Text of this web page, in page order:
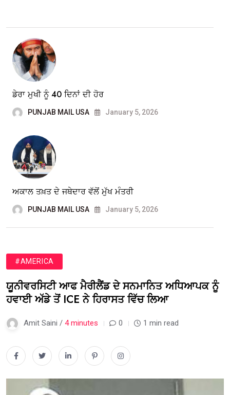
ਡੇਰਾ ਮੁਖੀ ਨੂੰ 40 ਦਿਨਾਂ ਦੀ ਹੋਰ
PUNJAB MAIL USA January 5, 2026
ਅਕਾਲ ਤਖ਼ਤ ਦੇ ਜਥੇਦਾਰ ਵੱਲੋਂ ਮੁੱਖ ਮੰਤਰੀ
PUNJAB MAIL USA January 5, 2026
#AMERICA
ਯੂਨੀਵਰਸਿਟੀ ਆਫ ਮੈਰੀਲੈਂਡ ਦੇ ਸਨਮਾਨਿਤ ਅਧਿਆਪਕ ਨੂੰ
ਹਵਾਈ ਅੱਡੇ ਤੋਂ ICE ਨੇ ਹਿਰਾਸਤ ਵਿੱਚ ਲਿਆ
Amit Saini / 4 minutes 0 1 min read